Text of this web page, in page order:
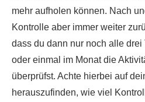
mehr aufholen können. Nach
Kontrolle aber immer weiter
dass du dann nur noch alle
oder einmal im Monat die
überprüfst. Achte hierbei auf
herauszufinden, wie viel